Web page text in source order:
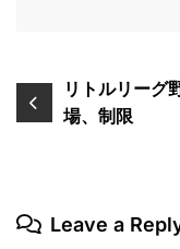
Post
navigation
リトルリーグ
場、制限
Leave a